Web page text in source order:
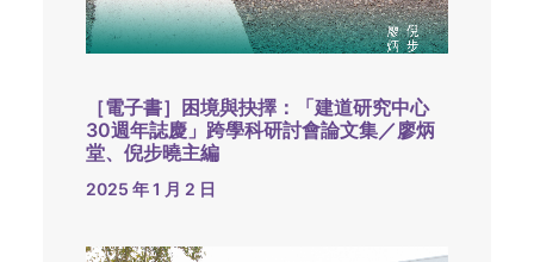
［電子書］困境與抉擇：「建道研究中心
30週年誌慶」跨學科研討會論文集／廖炳
堂、倪步曉主編
2025 年 1 月 2 日